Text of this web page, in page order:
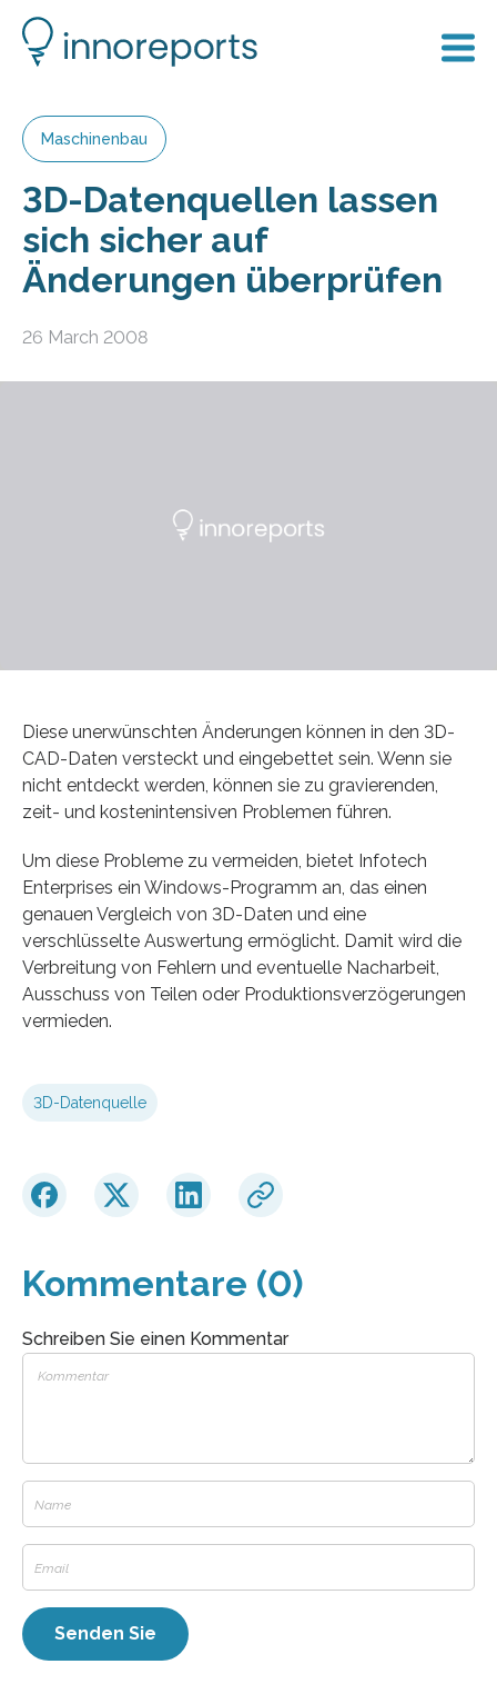
Maschinenbau
3D-Datenquellen lassen
sich sicher auf
Änderungen überprüfen
26 March 2008
Diese unerwünschten Änderungen können in den 3D-
CAD-Daten versteckt und eingebettet sein. Wenn sie
nicht entdeckt werden, können sie zu gravierenden,
zeit- und kostenintensiven Problemen führen.
Um diese Probleme zu vermeiden, bietet Infotech
Enterprises ein Windows-Programm an, das einen
genauen Vergleich von 3D-Daten und eine
verschlüsselte Auswertung ermöglicht. Damit wird die
Verbreitung von Fehlern und eventuelle Nacharbeit,
Ausschuss von Teilen oder Produktionsverzögerungen
vermieden.
3D-Datenquelle
Kommentare (0)
Schreiben Sie einen Kommentar